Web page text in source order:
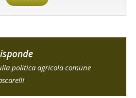
politica agricola comune